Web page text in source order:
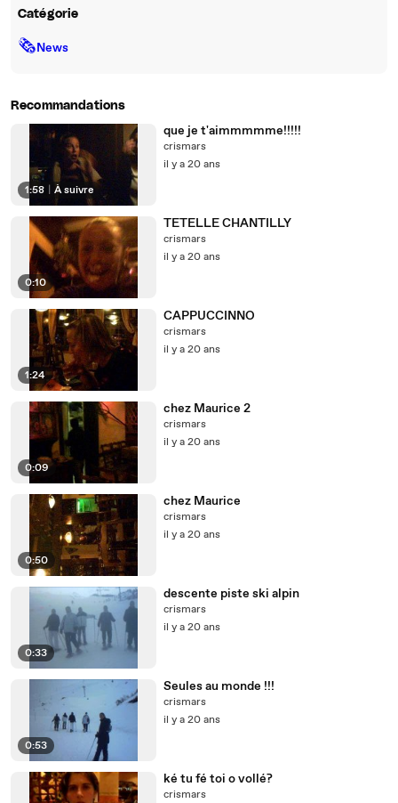
Catégorie
🗞News
Recommandations
1:58 À suivre
que je t'aimmmmme!!!!!
crismars
il y a 20 ans
0:10
TETELLE CHANTILLY
crismars
il y a 20 ans
1:24
CAPPUCCINNO
crismars
il y a 20 ans
0:09
chez Maurice 2
crismars
il y a 20 ans
0:50
chez Maurice
crismars
il y a 20 ans
0:33
descente piste ski alpin
crismars
il y a 20 ans
0:53
Seules au monde !!!
crismars
il y a 20 ans
ké tu fé toi o vollé?
crismars